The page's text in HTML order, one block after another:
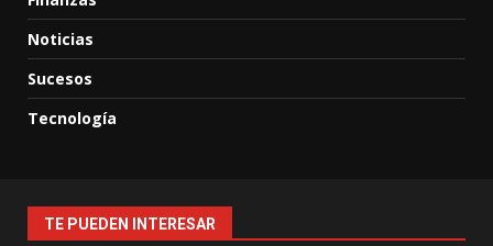
Noticias
Sucesos
Tecnología
TE PUEDEN INTERESAR